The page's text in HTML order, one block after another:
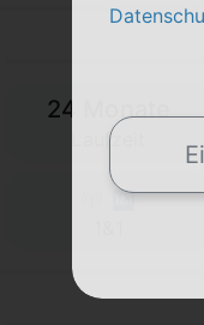
24 Monate
Laufzeit